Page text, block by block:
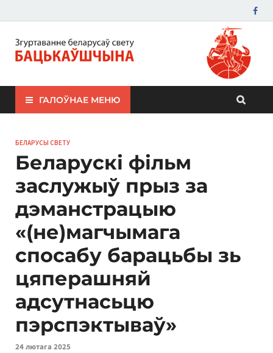
ЗБС "Бацькаўшчына"
ГАЛОЎНАЕ МЕНЮ
БЕЛАРУСЫ СВЕТУ
Беларускі фільм
заслужыў прыз за
дэманстрацыю
«(не)магчымага
спосабу барацьбы зь
цяперашняй
адсутнасьцю
пэрспэктываў»
24 лютага 2025